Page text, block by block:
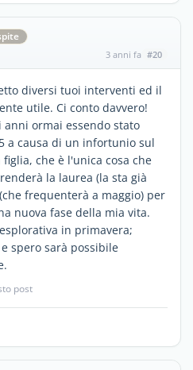
3 anni fa #20
diversi tuoi interventi ed il
utile. Ci conto davvero!
ormai essendo stato
a causa di un infortunio sul
che è l'unica cosa che
la laurea (la sta già
frequenterà a maggio) per
nuova fase della mia vita.
in primavera;
spero sarà possibile
post